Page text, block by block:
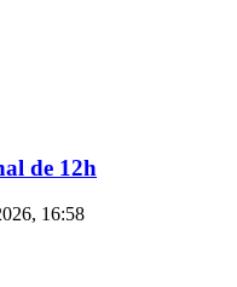
de 12h
16:58